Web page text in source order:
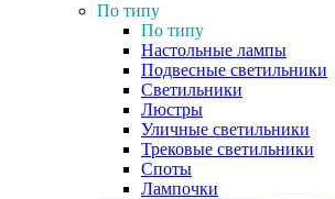
По типу
По типу
Настольные лампы
Подвесные светильники
Светильники
Люстры
Уличные светильники
Трековые светильники
Споты
Лампочки